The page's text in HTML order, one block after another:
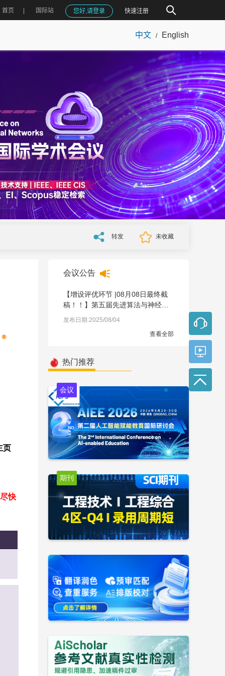
首页 国际站 您好,请登录 快速注册
中文 / English
转发 未收藏
页
快
会议公告
【增设评优环节 |08月08日最终截
稿！！】第五届先进算法与神经网
络国际学术会议（AANN 2025）
发布日期:2025/08/04
查看全部
热门推荐
会议
期刊